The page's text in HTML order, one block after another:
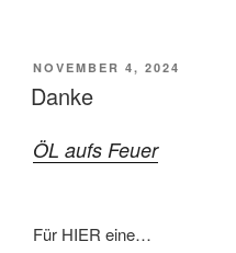
VERÖFFENTLICHT
AM
NOVEMBER 4, 2024
Danke
ÖL aufs Feuer
Für HIER eine…